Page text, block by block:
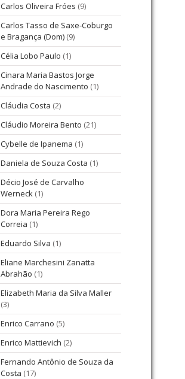
Carlos Oliveira Fróes (9)
Carlos Tasso de Saxe-Coburgo
e Bragança (Dom) (9)
Célia Lobo Paulo (1)
Cinara Maria Bastos Jorge
Andrade do Nascimento (1)
Cláudia Costa (2)
Cláudio Moreira Bento (21)
Cybelle de Ipanema (1)
Daniela de Souza Costa (1)
Décio José de Carvalho
Werneck (1)
Dora Maria Pereira Rego
Correia (1)
Eduardo Silva (1)
Eliane Marchesini Zanatta
Abrahão (1)
Elizabeth Maria da Silva Maller
(3)
Enrico Carrano (5)
Enrico Mattievich (2)
Fernando Antônio de Souza da
Costa (17)